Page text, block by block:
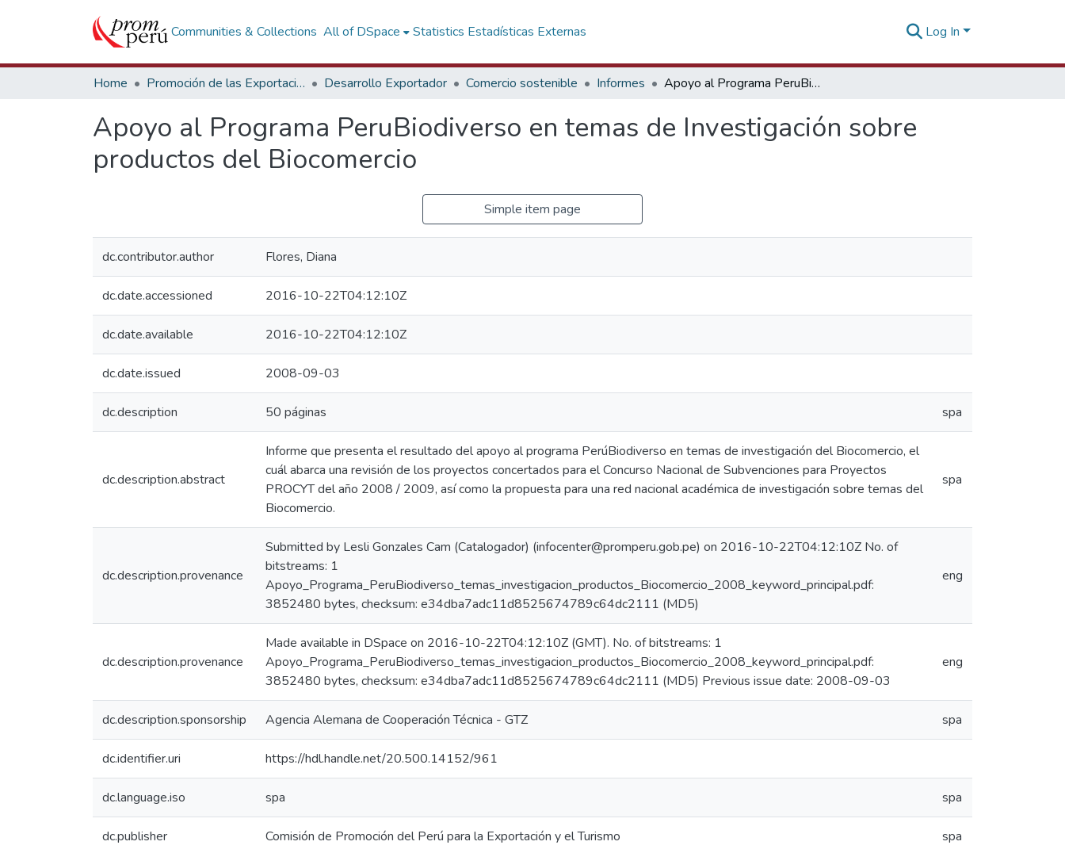
Communities & Collections All of DSpace Statistics Estadísticas Externas Log In
Home Promoción de las Exportaciones Desarrollo Exportador Comercio sostenible Informes Apoyo al Programa PeruBiodiverso en temas de Investigación sobre productos del Biocomercio
Apoyo al Programa PeruBiodiverso en temas de Investigación sobre
productos del Biocomercio
Simple item page
dc.contributor.author Flores, Diana
dc.date.accessioned 2016-10-22T04:12:10Z
dc.date.available 2016-10-22T04:12:10Z
dc.date.issued 2008-09-03
dc.description 50 páginas spa
dc.description.abstract
Informe que presenta el resultado del apoyo al programa PerúBiodiverso en temas de investigación del Biocomercio, el
cuál abarca una revisión de los proyectos concertados para el Concurso Nacional de Subvenciones para Proyectos
PROCYT del año 2008 / 2009, así como la propuesta para una red nacional académica de investigación sobre temas del
Biocomercio.
spa
dc.description.provenance
Submitted by Lesli Gonzales Cam (Catalogador) (infocenter@promperu.gob.pe) on 2016-10-22T04:12:10Z No. of
bitstreams: 1
Apoyo_Programa_PeruBiodiverso_temas_investigacion_productos_Biocomercio_2008_keyword_principal.pdf:
3852480 bytes, checksum: e34dba7adc11d8525674789c64dc2111 (MD5)
eng
dc.description.provenance
Made available in DSpace on 2016-10-22T04:12:10Z (GMT). No. of bitstreams: 1
Apoyo_Programa_PeruBiodiverso_temas_investigacion_productos_Biocomercio_2008_keyword_principal.pdf:
3852480 bytes, checksum: e34dba7adc11d8525674789c64dc2111 (MD5) Previous issue date: 2008-09-03
eng
dc.description.sponsorship Agencia Alemana de Cooperación Técnica - GTZ spa
dc.identifier.uri https://hdl.handle.net/20.500.14152/961
dc.language.iso spa spa
dc.publisher Comisión de Promoción del Perú para la Exportación y el Turismo spa